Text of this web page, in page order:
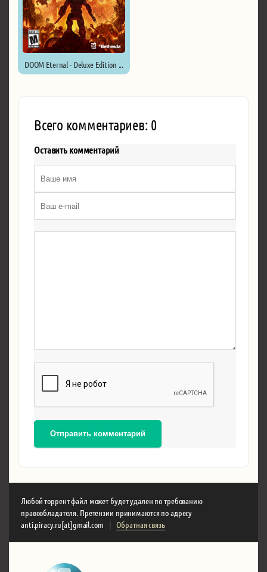
DOOM Eternal - Deluxe Edition ...
Всего комментариев: 0
Оставить комментарий
Отправить комментарий
Любой торрент файл может будет удален по требованию
правообладателя. Претензии принимаются по адресу
anti.piracy.ru[at]gmail.com
| Обратная связь